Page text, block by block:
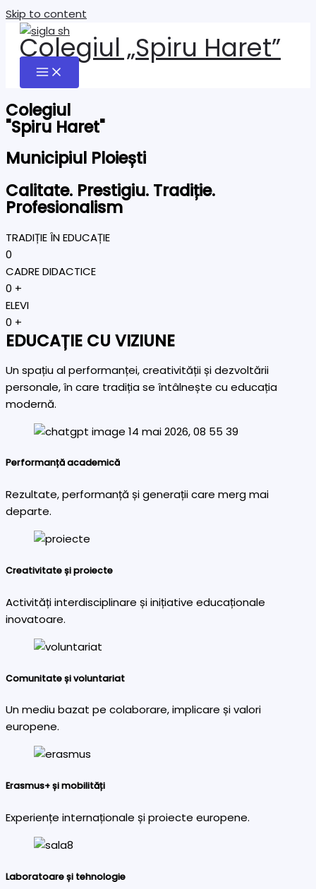
Skip to content
Colegiul „Spiru Haret”
Colegiul
"Spiru Haret"
Municipiul Ploiești
Calitate. Prestigiu. Tradiție.
Profesionalism
TRADIȚIE ÎN EDUCAȚIE
0
CADRE DIDACTICE
0 +
ELEVI
0 +
EDUCAȚIE CU VIZIUNE
Un spațiu al performanței, creativității și dezvoltării
personale, în care tradiția se întâlnește cu educația
modernă.
Performanță academică
Rezultate, performanță și generații care merg mai
departe.
Creativitate și proiecte
Activități interdisciplinare și inițiative educaționale
inovatoare.
Comunitate și voluntariat
Un mediu bazat pe colaborare, implicare și valori
europene.
Erasmus+ și mobilități
Experiențe internaționale și proiecte europene.
Laboratoare și tehnologie